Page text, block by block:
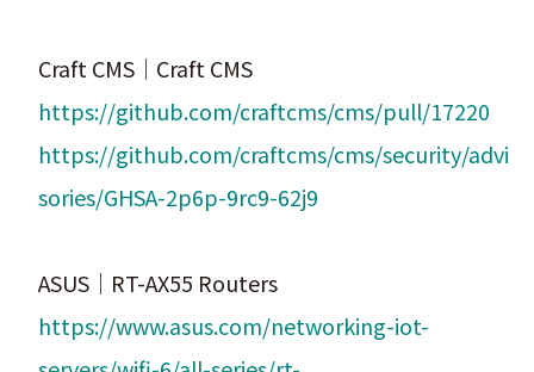
Craft CMS｜Craft CMS
https://github.com/craftcms/cms/pull/17220
https://github.com/craftcms/cms/security/advi
sories/GHSA-2p6p-9rc9-62j9
ASUS｜RT-AX55 Routers
https://www.asus.com/networking-iot-